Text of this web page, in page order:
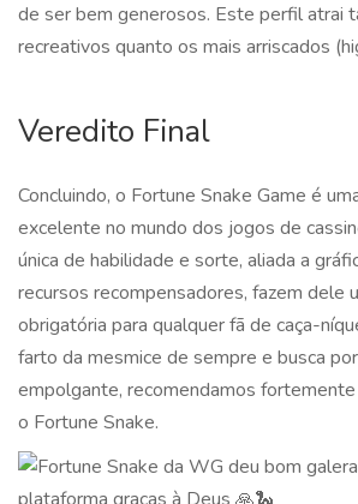
de ser bem generosos. Este perfil atrai
recreativos quanto os mais arriscados
Veredito Final
Concluindo, o Fortune Snake Game é
excelente no mundo dos jogos de
única de habilidade e sorte, aliada a
recursos recompensadores, fazem dele
obrigatória para qualquer fã de caça-
farto da mesmice de sempre e busca
empolgante, recomendamos fortemente
o Fortune Snake.